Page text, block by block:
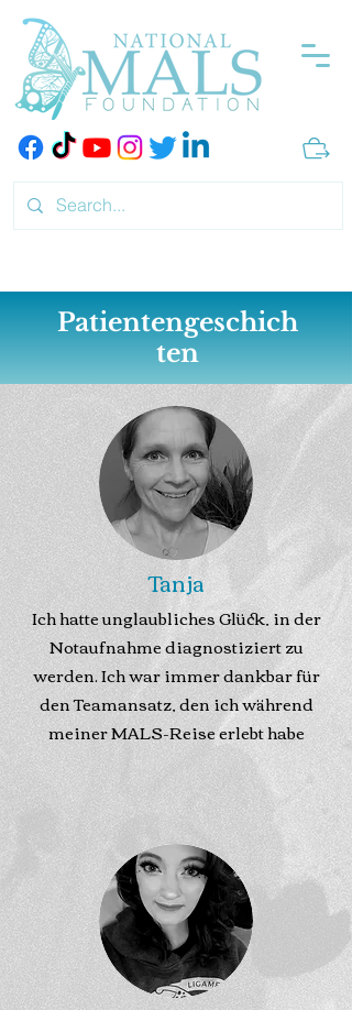
Patientengeschich
ten
Tanja
Ich hatte unglaubliches Glück, in der
Notaufnahme diagnostiziert zu
werden. Ich war immer dankbar für
den Teamansatz, den ich während
meiner MALS-Reise erlebt habe